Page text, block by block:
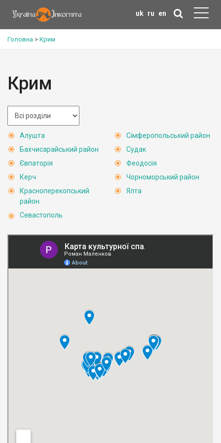
uk ru en
Головна > Крим
Крим
Алушта
Бахчисарайський район
Євпаторія
Керч
Красноперекопський
район
Севастополь
Сімферопольський район
Судак
Феодосія
Чорноморський район
Ялта